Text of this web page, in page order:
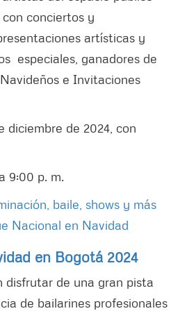
conciertos y
artísticas y
especiales, ganadores de
e Invitaciones
diciembre de 2024, con
9:00 p. m.
baile, shows y más
Nacional en Navidad
en Bogotá 2024
disfrutar de una gran pista
de bailarines profesionales